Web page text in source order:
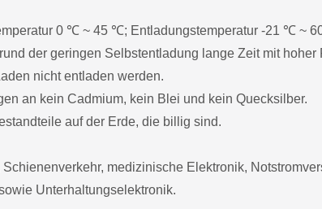
0 ℃ ~ 45 ℃; Entladungstemperatur -21 ℃ ~
der geringen Selbstentladung lange Zeit mit
nicht entladen werden.
an kein Cadmium, kein Blei und kein Quecksilber.
auf der Erde, die billig sind.
medizinische Elektronik,
Unterhaltungselektronik.